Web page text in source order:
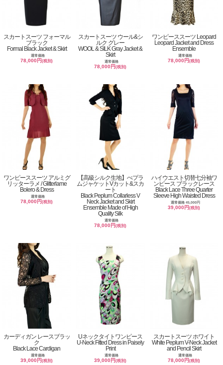
スカートスーツ フォーマル
ブラック
Formal Black Jacket & Skirt
通常価格
78,000円(税別)
スカートスーツ ウール&シ
ルク グレー
WOOL & SILK Gray Jacket &
Skirt
通常価格
78,000円(税別)
ワンピーススーツ Leopard
Leopard Jacket and Dress
Ensemble
通常価格
78,000円(税別)
ワンピーススーツ アルミグ
リッターラメ / Glitterlame
Bolero & Dress
通常価格
78,000円(税別)
【高級シルク生地】ぺプラ
ムジャケットVカット&スカ
ート
Black Peplum Collarless V
Neck Jacket and Skirt
Ensemble Made of High
Quality Silk
通常価格
78,000円(税別)
ハイウエスト切替七分袖ワ
ンピース ブラックレース
Black Lace Three Quarter
Sleeve High Waisted Dress
通常価格 45,000円
39,000円(税別)
カーディガン レースブラッ
ク
Black Lace Cardigan
通常価格
39,000円(税別)
Uネックタイトワンピース
U-Neck Fitted Dress in Paisely
Print
通常価格
39,000円(税別)
スカートスーツ ホワイト
White Peplum V-Neck Jacket
and Pencil Skirt
通常価格
78,000円(税別)